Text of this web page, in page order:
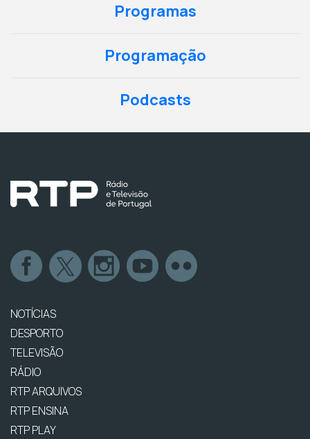
Programas
Programação
Podcasts
NOTÍCIAS
DESPORTO
TELEVISÃO
RÁDIO
RTP ARQUIVOS
RTP ENSINA
RTP PLAY